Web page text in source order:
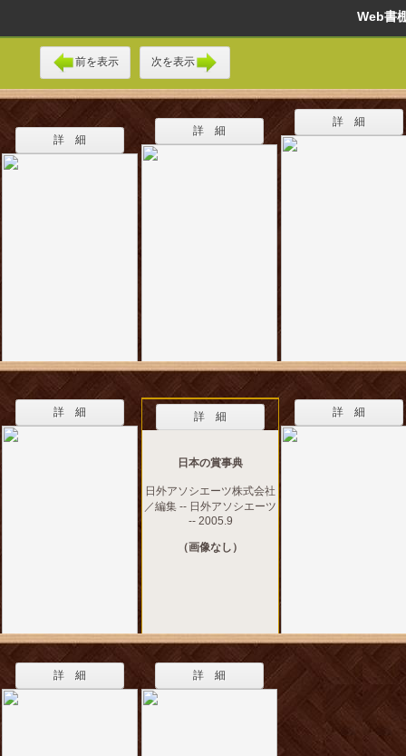
Web
前を表示 次を表示
詳 細
詳 細
詳 細
詳 細 詳 細
日本の賞事典
日外アソシエーツ株式会社
／編集 -- 日外アソシエーツ
-- 2005.9
（画像なし）
詳 細
詳 細 詳 細